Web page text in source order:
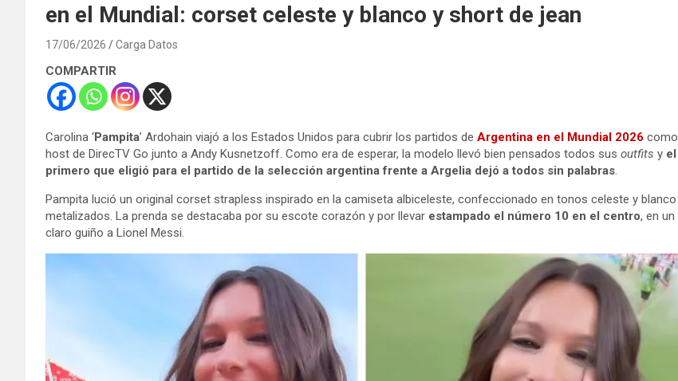
en el Mundial: corset celeste y blanco y short de jean
17/06/2026 Carga Datos
COMPARTIR
Carolina ‘Pampita’ Ardohain viajó a los Estados Unidos para cubrir los partidos de Argentina en el Mundial 2026 como
host de DirecTV Go junto a Andy Kusnetzoff. Como era de esperar, la modelo llevó bien pensados todos sus outfits y el
primero que eligió para el partido de la selección argentina frente a Argelia dejó a todos sin palabras.
Pampita lució un original corset strapless inspirado en la camiseta albiceleste, confeccionado en tonos celeste y blanco
metalizados. La prenda se destacaba por su escote corazón y por llevar estampado el número 10 en el centro, en un
claro guiño a Lionel Messi.